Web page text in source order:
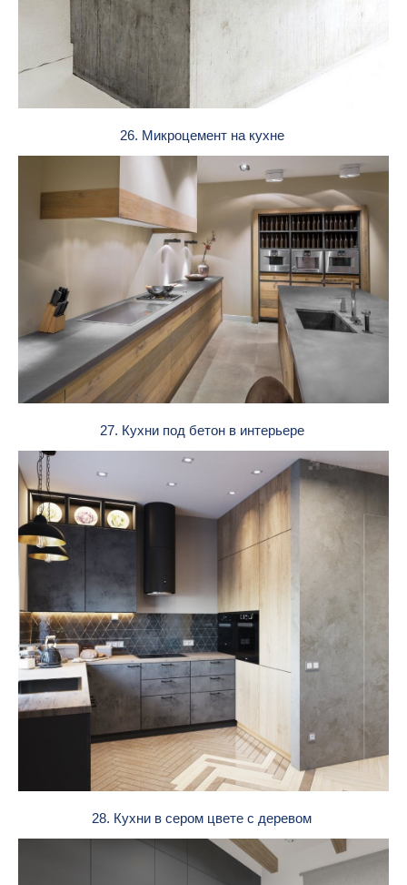
26. Микроцемент на кухне
27. Кухни под бетон в интерьере
28. Кухни в сером цвете с деревом